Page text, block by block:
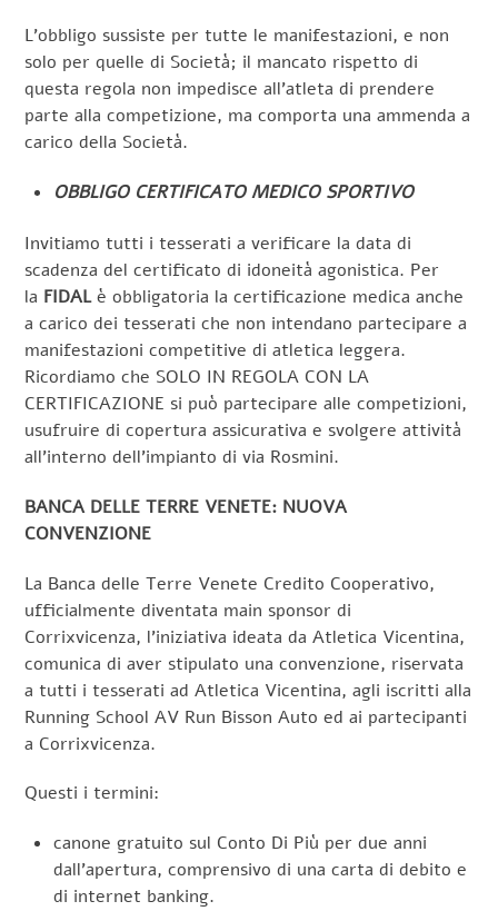
L’obbligo sussiste per tutte le manifestazioni, e non
solo per quelle di Società; il mancato rispetto di
questa regola non impedisce all’atleta di prendere
parte alla competizione, ma comporta una ammenda a
carico della Società.
OBBLIGO CERTIFICATO MEDICO SPORTIVO
Invitiamo tutti i tesserati a verificare la data di
scadenza del certificato di idoneità agonistica. Per
la FIDALè obbligatoria la certificazione medica anche
a carico dei tesserati che non intendano partecipare a
manifestazioni competitive di atletica leggera.
Ricordiamo che SOLO IN REGOLA CON LA
CERTIFICAZIONE si può partecipare alle competizioni,
usufruire di copertura assicurativa e svolgere attività
all’interno dell’impianto di via Rosmini.
BANCA DELLE TERRE VENETE: NUOVA
CONVENZIONE
La Banca delle Terre Venete Credito Cooperativo,
ufficialmente diventata main sponsor di
Corrixvicenza, l’iniziativa ideata da Atletica Vicentina,
comunica di aver stipulato una convenzione, riservata
a tutti i tesserati ad Atletica Vicentina, agli iscritti alla
Running School AV Run Bisson Auto ed ai partecipanti
a Corrixvicenza.
Questi i termini:
canone gratuito sul Conto Di Più per due anni
dall’apertura, comprensivo di una carta di debito e
di internet banking.